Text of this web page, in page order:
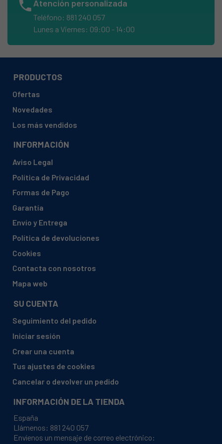
FAGOR, FFJ2667- 904010068
FAGOR, FT36- 904010075
FAGOR, FT67 4-FT674-2
FAGOR, FT760- 904010088
FAGOR, FT87 4-FT874-2
FAGOR, TF18- 904019814
FAGOR, TF1825- 904010022
phone Atención personalizada
Teléfono: 881 240 057
Lunes a Viernes: 09:00 - 14:00
PRODUCTOS
Ofertas
Novedades
Los más vendidos
INFORMACIÓN
Aviso Legal
Política de Privacidad
Formas de Pago
Garantía
Envío y Entrega
Política de devoluciones
Cookies
Contacta con nosotros
Mapa web
SU CUENTA
Seguimiento del pedido
Iniciar sesión
Crear una cuenta
Tus ajustes de cookies
Cancelar o devolver un pedido
INFORMACIÓN DE LA TIENDA
España
Llámenos: 881 240 057
Envíenos un mensaje de correo electrónico: